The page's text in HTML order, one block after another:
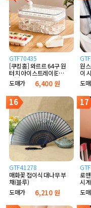
GTF70435
[쿠킹홈] 와르르 64구 원
터치 아이스트레이(E타
입) (화이트)
도매가 6,400 원
원
이
도
16
GTF41278
매화꽃 접이식 대나무 부
채(블루)
도매가
6,210 원
17
로
시
도